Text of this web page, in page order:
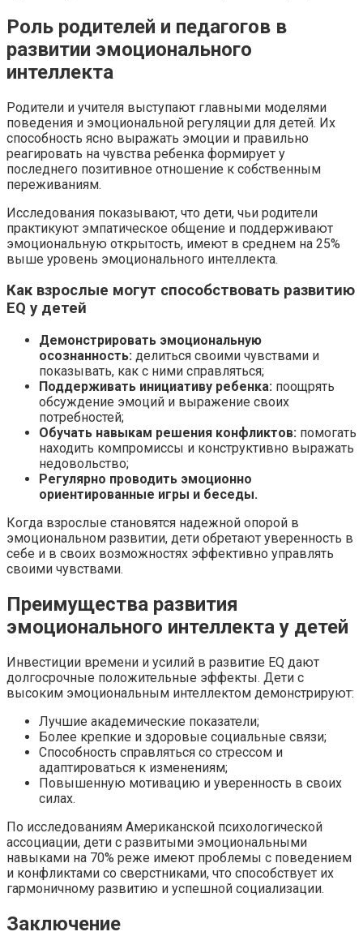
Роль родителей и педагогов в
развитии эмоционального
интеллекта
Родители и учителя выступают главными моделями
поведения и эмоциональной регуляции для детей. Их
способность ясно выражать эмоции и правильно
реагировать на чувства ребенка формирует у
последнего позитивное отношение к собственным
переживаниям.
Исследования показывают, что дети, чьи родители
практикуют эмпатическое общение и поддерживают
эмоциональную открытость, имеют в среднем на 25%
выше уровень эмоционального интеллекта.
Как взрослые могут способствовать развитию
EQ у детей
Демонстрировать эмоциональную
осознанность: делиться своими чувствами и
показывать, как с ними справляться;
Поддерживать инициативу ребенка: поощрять
обсуждение эмоций и выражение своих
потребностей;
Обучать навыкам решения конфликтов: помогать
находить компромиссы и конструктивно выражать
недовольство;
Регулярно проводить эмоционно
ориентированные игры и беседы.
Когда взрослые становятся надежной опорой в
эмоциональном развитии, дети обретают уверенность в
себе и в своих возможностях эффективно управлять
своими чувствами.
Преимущества развития
эмоционального интеллекта у детей
Инвестиции времени и усилий в развитие EQ дают
долгосрочные положительные эффекты. Дети с
высоким эмоциональным интеллектом демонстрируют:
Лучшие академические показатели;
Более крепкие и здоровые социальные связи;
Способность справляться со стрессом и
адаптироваться к изменениям;
Повышенную мотивацию и уверенность в своих
силах.
По исследованиям Американской психологической
ассоциации, дети с развитыми эмоциональными
навыками на 70% реже имеют проблемы с поведением
и конфликтами со сверстниками, что способствует их
гармоничному развитию и успешной социализации.
Заключение